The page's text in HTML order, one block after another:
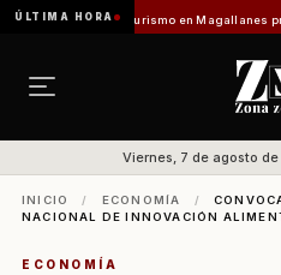
ÚLTIMA HORA
Vladilo] Turismo en Magallanes
Viernes, 7 de agosto
INICIO / ECONOMÍA /
NACIONAL DE INNOVACIÓN
ECONOMÍA